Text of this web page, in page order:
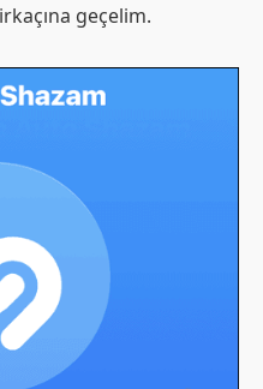
geçelim.